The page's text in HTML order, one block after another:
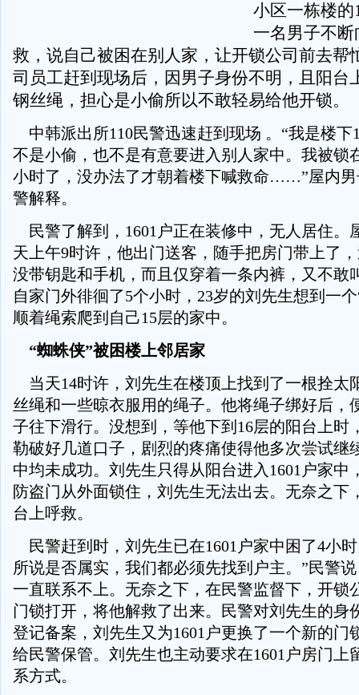
小区一栋楼的
一名男子不
救，说自己被困在别人家，让开锁公司前去帮
司员工赶到现场后，因男子身份不明，且阳台
钢丝绳，担心是小偷所以不敢轻易给他开锁。
中韩派出所110民警迅速赶到现场 。“我是楼下
不是小偷，也不是有意要进入别人家中。我被锁
小时了，没办法了才朝着楼下喊救命……”屋内
警解释。
民警了解到，1601户正在装修中，无人居住。
天上午9时许，他出门送客，随手把房门带上了
没带钥匙和手机，而且仅穿着一条内裤，又不敢
自家门外徘徊了5个小时，23岁的刘先生想到一
顺着绳索爬到自己15层的家中。
“蜘蛛侠”被困楼上邻居家
当天14时许，刘先生在楼顶上找到了一根拴太
丝绳和一些晾衣服用的绳子。他将绳子绑好后，
子往下滑行。没想到，等他下到16层的阳台上时
勒破好几道口子，剧烈的疼痛使得他多次尝试继
中均未成功。刘先生只得从阳台进入1601户家中
防盗门从外面锁住，刘先生无法出去。无奈之下
台上呼救。
民警赶到时，刘先生已在1601户家中困了4小
所说是否属实，我们都必须先找到户主。”民警
一直联系不上。无奈之下，在民警监督下，开锁
门锁打开，将他解救了出来。民警对刘先生的身
登记备案，刘先生又为1601户更换了一个新的门
给民警保管。刘先生也主动要求在1601户房门上
系方式。